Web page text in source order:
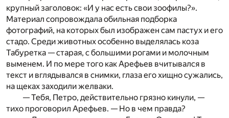
крупный заголовок: «И у нас есть свои зоофилы?».
Материал сопровождала обильная подборка
фотографий, на которых был изображен сам пастух и его
стадо. Среди животных особенно выделялась коза
Табуретка — старая, с большими рогами и молочным
выменем. И по мере того как Арефьев вчитывался в
текст и вглядывался в снимки, глаза его хищно сужались,
на щеках заходили желваки.
— Тебя, Петро, действительно грязно кинули, —
тихо проговорил Арефьев. — Но в чем правда?